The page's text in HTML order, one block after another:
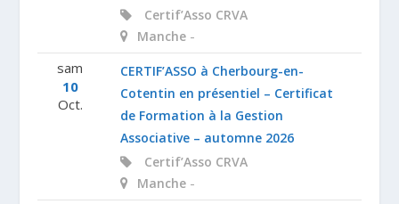
Certif’Asso CRVA
Manche -
sam
10
Oct.
CERTIF’ASSO à Cherbourg-en-
Cotentin en présentiel – Certificat
de Formation à la Gestion
Associative – automne 2026
Certif’Asso CRVA
Manche -